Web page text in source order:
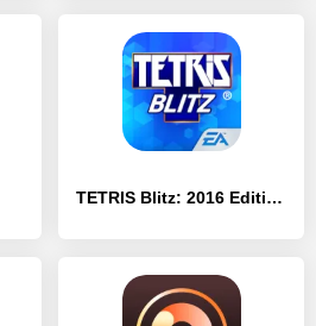
TETRIS Blitz: 2016 Edition